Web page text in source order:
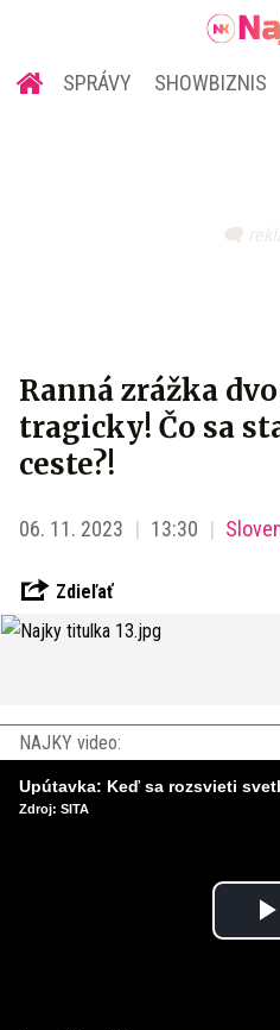
SPRÁVY SHOWBIZNIS
Ranná zrážka
tragicky! Čo sa
ceste?!
06. 11. 2023 13:30
Zdieľať
NAJKY video:
Zdroj: SITA